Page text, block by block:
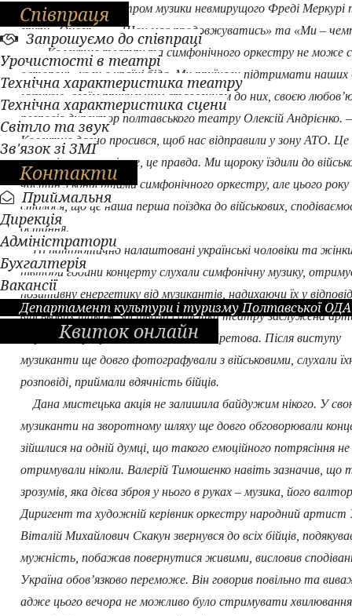
Співпраця
Запрошуємо до співпраці
Урочистості в театрі
Технічна характеристика театру
Технічна характеристика сцени
Світло та звук
Зв'язок зі ЗМІ
Контакти
Приймальня
Дирекція
Адміністратори
Бухгалтерія
Вакансії
Департамент культури і туризму Полтавської ОДА
Квиток онлайн
симфонічним оркестром музики невмирущого Фреді Меркурі
групи «Queen» — «Шоу має продовжуватись» та «Ми –
— Колектив театру та симфонічного оркестру не може
осторонь, коли в країні біда. Ми приїхали підтримати наших
музикою, своїм прихильним ставленням до них, своєю
розповів директор полтавського театру Олексій Андрієнко.
Колектив давно просився, щоб нас відправили у зону АТО. Це
красиві слова, повірте, це правда. Ми щороку їздили до
частин з концертами симфонічного оркестру, але цього
сталося, що це наша перша поїздка до військових,
остання.
Ці патріотично налаштовані українські чоловіки та
півтори години концерту слухали симфонічну музику,
позитивну енергетику від музикантів, надихаючи їх у
військових також заспівали солістки театру заслужена
України Маргарита Томм та Лідія Кретова. Після виступу
музиканти ще довго фотографували з військовими, слухали
розповіді, приймали вдячність бійців.
Дана мистецька акція не залишила байдужим нікого. У
музиканти на зворотному шляху ще довго обговорювали
зійшлися на одній думці, що такого емоційного потрясіння не
отримували ніколи. Валерій Тимошенко навіть зазначив, що
зрозумів, яка дієва зброя у нього в руках – музика, його
Диригент та художній керівник оркестру народний артист
Віталій Михайлович Скакун звернувся до всіх бійців,
мужність, побажав повернутися живими, висловив
Україна обов’язково переможе. Він говорив повільно та
адже цього вечора не можливо було стримувати хвилювання